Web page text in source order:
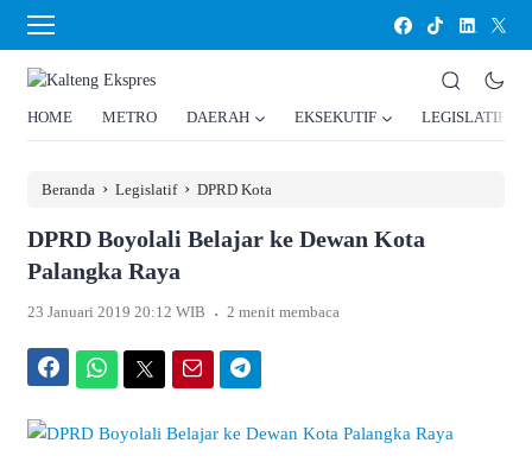
HOME METRO DAERAH EKSEKUTIF LEGISLATIF
Beranda › Legislatif › DPRD Kota
DPRD Boyolali Belajar ke Dewan Kota
Palangka Raya
23 Januari 2019 20:12 WIB . 2 menit membaca